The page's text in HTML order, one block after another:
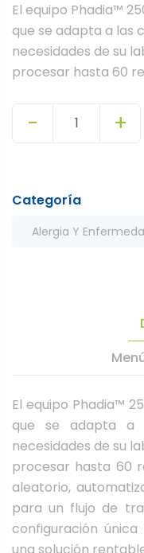
El equipo Phadia™
que se adapta a las
necesidades de su
procesar hasta 60
- +
Categoría
Alergia Y
El equipo Phadia™
que se adapta a
necesidades de su
procesar hasta 60
aleatorio,
para un flujo de
configuración